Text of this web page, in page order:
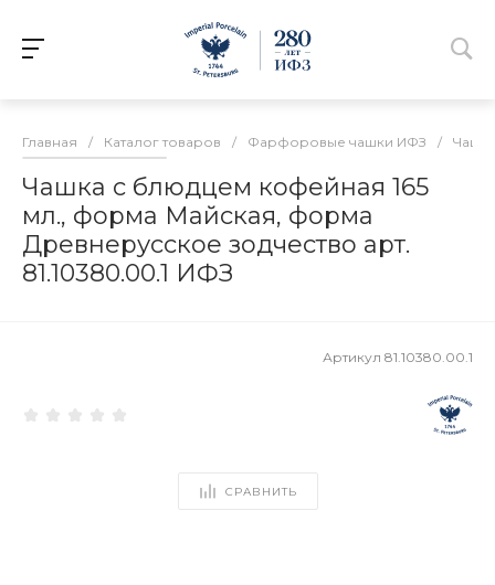
Главная / Каталог товаров / Фарфоровые чашки ИФЗ /
Чашка с блюдцем кофейная 165
мл., форма Майская, форма
Древнерусское зодчество арт.
81.10380.00.1 ИФЗ
Артикул 81.10380.00.1
СРАВНИТЬ